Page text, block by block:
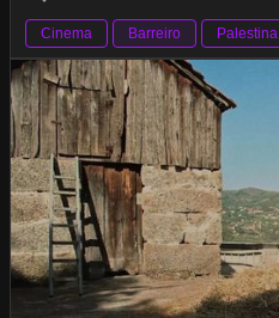
Cinema Barreiro Palestina